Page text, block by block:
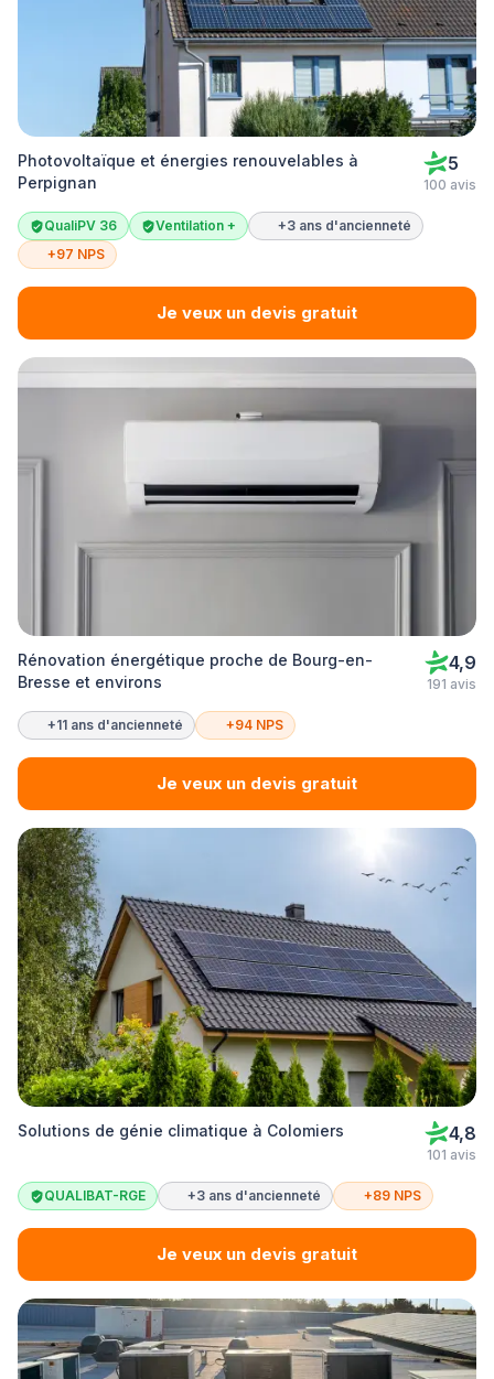
Photovoltaïque et énergies renouvelables à
Perpignan
5
100 avis
QualiPV 36 Ventilation +
+3 ans d'ancienneté
+97 NPS
Je veux un devis gratuit
Rénovation énergétique proche de Bourg-en-
Bresse et environs
4,9
191 avis
+11 ans d'ancienneté +94 NPS
Je veux un devis gratuit
Solutions de génie climatique à Colomiers 4,8
101 avis
QUALIBAT-RGE +3 ans d'ancienneté +89 NPS
Je veux un devis gratuit